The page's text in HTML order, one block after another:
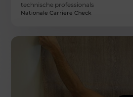
technische professionals
Nationale Carriere Check